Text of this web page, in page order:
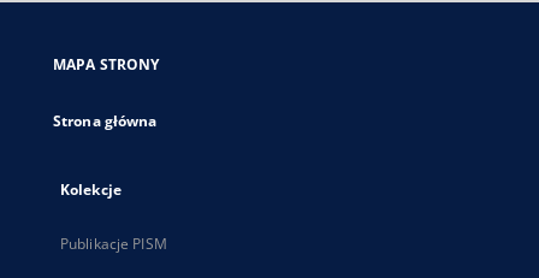
karcie
MAPA STRONY
Strona główna
Kolekcje
Publikacje PISM